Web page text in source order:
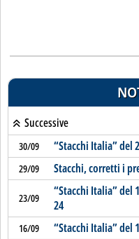
Successive
30/09 “Stacchi Italia” del
29/09 Stacchi, corretti i
23/09
“Stacchi Italia” del
24
16/09 “Stacchi Italia” del